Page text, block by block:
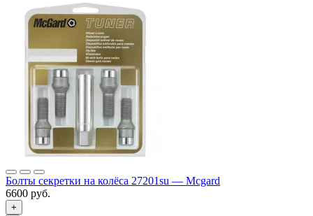
Болты секретки на колёса 27201su — Mcgard
6600 руб.
+